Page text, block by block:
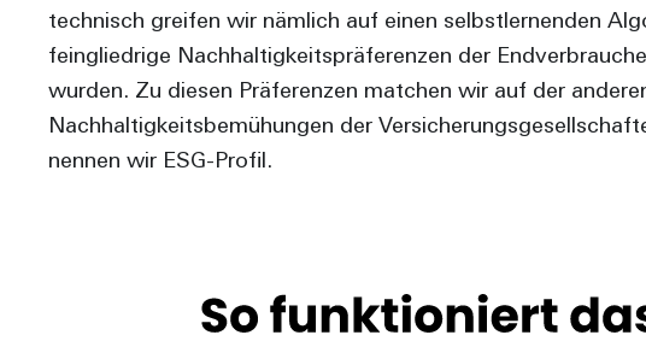
technisch greifen wir nämlich auf einen selbstlernenden
feingliedrige Nachhaltigkeitspräferenzen der
wurden. Zu diesen Präferenzen matchen wir auf der
Nachhaltigkeitsbemühungen der
nennen wir ESG-Profil.